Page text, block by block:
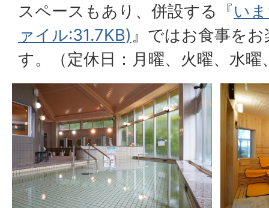
スペースもあり、併設する『い
ァイル:31.7KB)』ではお食事を
す。（定休日：月曜、火曜、水曜